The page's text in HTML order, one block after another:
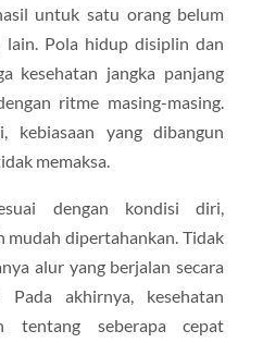
untuk satu orang belum
Pola hidup disiplin dan
kesehatan jangka panjang
ritme masing-masing.
kebiasaan yang dibangun
memaksa.
dengan kondisi diri,
mudah dipertahankan. Tidak
alur yang berjalan secara
akhirnya, kesehatan
tentang seberapa cepat